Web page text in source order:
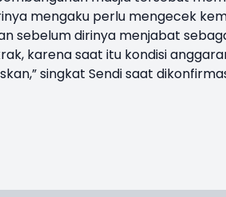
mengaku perlu mengecek
sebelum dirinya menjabat
karena saat itu kondisi
singkat Sendi saat